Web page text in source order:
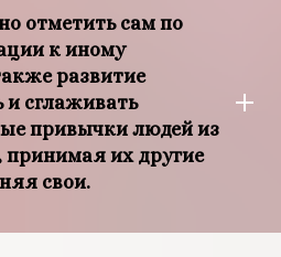
отметить сам по
к иному
развитие
и сглаживать
привычки людей из
их другие
свои.